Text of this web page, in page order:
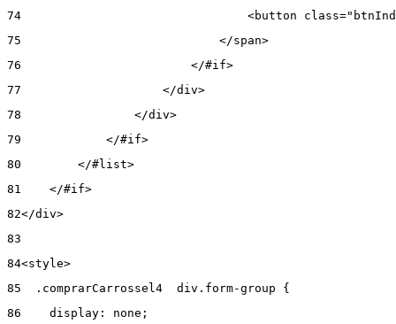
74
<button
75
                            </span>
76
                        </#if>
77
                    </div>
78
                </div>
79
            </#if>
80
        </#list>
81
    </#if>
82</div>
83
84<style>
85
  .comprarCarrossel4  div.form-group {
86
    display: none;